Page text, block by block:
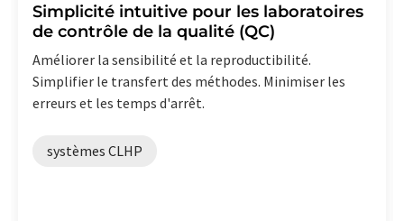
Simplicité intuitive pour les laboratoires
de contrôle de la qualité (QC)
Améliorer la sensibilité et la reproductibilité.
Simplifier le transfert des méthodes. Minimiser les
erreurs et les temps d'arrêt.
systèmes CLHP